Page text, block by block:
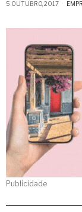
5 OUTUBRO, 2017
Publicidade